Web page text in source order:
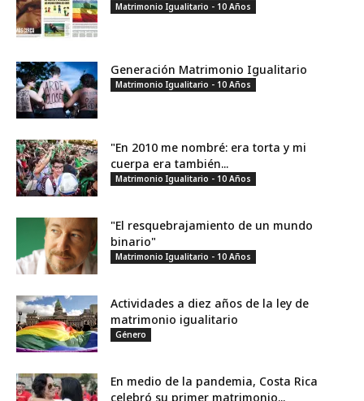
Matrimonio Igualitario - 10 Años
Generación Matrimonio Igualitario
Matrimonio Igualitario - 10 Años
"En 2010 me nombré: era torta y mi
cuerpa era también...
Matrimonio Igualitario - 10 Años
"El resquebrajamiento de un mundo
binario"
Matrimonio Igualitario - 10 Años
Actividades a diez años de la ley de
matrimonio igualitario
Género
En medio de la pandemia, Costa Rica
celebró su primer matrimonio...